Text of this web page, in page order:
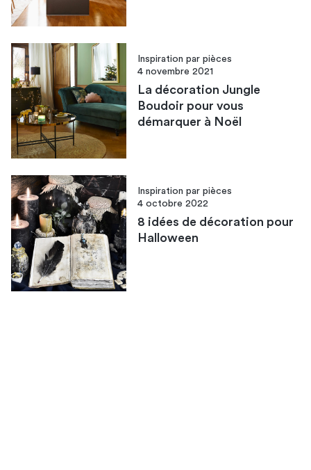
Inspiration par pièces
4 novembre 2021
La décoration Jungle
Boudoir pour vous
démarquer à Noël
Inspiration par pièces
4 octobre 2022
8 idées de décoration pour
Halloween